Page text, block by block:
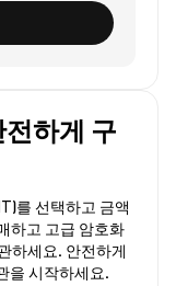
하게 구
를 선택하고 금액
하고 고급 암호화
하세요. 안전하게
을 시작하세요.